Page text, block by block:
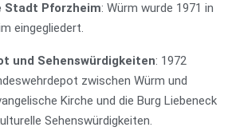
Stadt Pforzheim: Würm wurde 1971 in
eingegliedert.
und Sehenswürdigkeiten: 1972
zwischen Würm und
Kirche und die Burg Liebeneck
Sehenswürdigkeiten.